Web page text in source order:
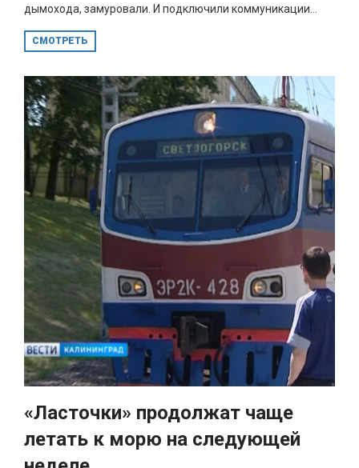
дымохода, замуровали. И подключили коммуникации...
СМОТРЕТЬ
«Ласточки» продолжат чаще
летать к морю на следующей